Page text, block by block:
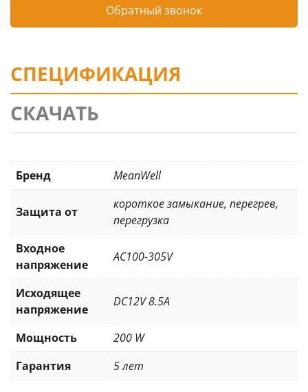
Обратный звонок
СПЕЦИФИКАЦИЯ
СКАЧАТЬ
Бренд MeanWell
Защита от
короткое замыкание, перегрев,
перегрузка
Входное
напряжение
AC100-305V
Исходящее
напряжение
DC12V 8.5A
Мощность
200 W
Гарантия
5 лет